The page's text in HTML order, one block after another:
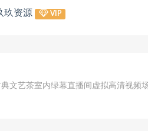
玖资源 VIP
文艺茶室内绿幕直播间虚拟高清视频